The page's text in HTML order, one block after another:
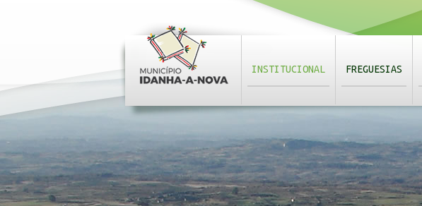
INSTITUCIONAL FREGUESIAS